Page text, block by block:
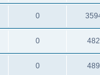
0
0
0